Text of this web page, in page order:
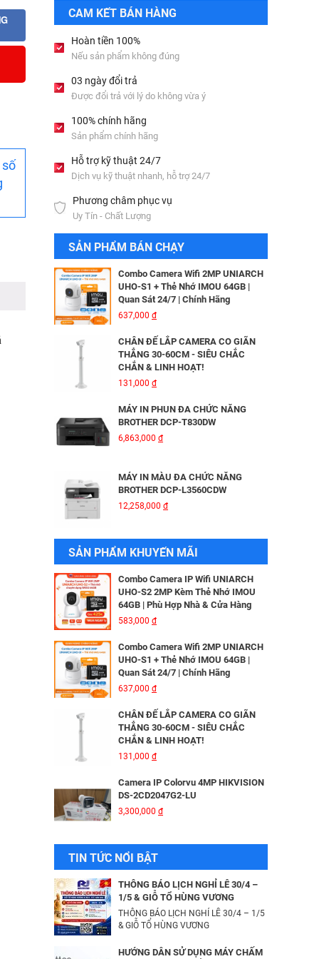
số
CAM KẾT BÁN HÀNG
Hoàn tiền 100%
Nếu sản phẩm không đúng
03 ngày đổi trả
Được đổi trả với lý do không vừa ý
100% chính hãng
Sản phẩm chính hãng
Hỗ trợ kỹ thuật 24/7
Dịch vụ kỹ thuật nhanh, hỗ trợ 24/7
Phương châm phục vụ
Uy Tín - Chất Lượng
SẢN PHẨM BÁN CHẠY
Bộ lưu điện UPS Online SANTAK
C6KS_LCD
2WT Kèm Thẻ Nhớ IMOU 64GB |
Xem Từ Xa | Dễ Lắp Đặt
Camera IP Wifi 2MP UNIARCH UHO-
Từ Xa | Dễ Lắp Đặt
624,000đ
Combo Camera IP Wifi UNIARCH
UHO-S2 2MP Kèm Thẻ Nhớ IMOU
64GB | Phù Hợp Nhà & Cửa Hàng
583,000 đ
Combo Camera Wifi 2MP UNIARCH
UHO-S1 + Thẻ Nhớ IMOU 64GB |
Quan Sát 24/7 | Chính Hãng
637,000 đ
CHÂN ĐẾ LẮP CAMERA CO GIÃN
THẲNG 30-60CM - SIÊU CHẮC
CHẮN & LINH HOẠT!
131,000 đ
MÁY IN PHUN ĐA CHỨC NĂNG
BROTHER DCP-T830DW
6,863,000 đ
MÁY IN MÀU ĐA CHỨC NĂNG
BROTHER DCP-L3560CDW
12,258,000 đ
MÁY IN BROTHER DCP - B7640DW
MÁY IN BROTHER DCP-B7620DW
5,690,000
MÁY IN KIM EPSON LQ310 - 01 Y
6,335,000
Bộ Lưu Điện Santak C10KS‑LCD
53,678,000
Bộ lưu điện UPS Online SANTAK
33,501,000đ
Camera IP Wifi 2MP UNIARCH T1L-
2WT Kèm Thẻ Nhớ IMOU 64GB |
Xem Từ Xa | Dễ Lắp Đặt
425,000 đ
Camera IP Wifi 2MP UNIARCH UHO-
SẢN PHẨM KHUYẾN MÃI
Camera IP Dome 4.0 Megapixel
HIKVISION DS-2CD2346G2-ISU/SL​
3,256,000
Camera IP HIKVISION DS-
3,344,000đ
Camera IP Turret 4MP Hikvision DS-
2CD2343G2-LI2U
2,326,000
Camera IP AcuSense thân trụ 2MP
HIKVISION DS-2CD2026G2-IU/SL
3,816,000đ
BỘ MỞ RỘNG CÁP QUANG HDMI
KVM MT-VIKI MT-HK020
5,600,000đ
Camera IP Wifi 2MP UNIARCH T1L-
425,000đ
Camera IP Wifi 2MP UNIARCH UHO-
Từ Xa | Dễ Lắp Đặt
624,000đ
Combo Camera IP Wifi UNIARCH
UHO-S2 2MP Kèm Thẻ Nhớ IMOU
64GB | Phù Hợp Nhà & Cửa Hàng
583,000 đ
Combo Camera Wifi 2MP UNIARCH
UHO-S1 + Thẻ Nhớ IMOU 64GB |
Quan Sát 24/7 | Chính Hãng
637,000 đ
CHÂN ĐẾ LẮP CAMERA CO GIÃN
THẲNG 30-60CM - SIÊU CHẮC
CHẮN & LINH HOẠT!
131,000 đ
Camera IP Colorvu 4MP HIKVISION
DS-2CD2047G2-LU
3,300,000 đ
Camera IP 4MP HIKVISION DS-
2CD2043G2-IU
2,376,000 đ
Camera IP Dome 4.0 Megapixel
HIKVISION DS-2CD2346G2-ISU/SL​
3,256,000 đ
TIN TỨC NỔI BẬT
THÔNG BÁO LỊCH NGHỈ LỄ 30/4 –
1/5 & GIỖ TỔ HÙNG VƯƠNG
THÔNG BÁO LỊCH NGHỈ LỄ 30/4 – 1/5
& GIỖ TỔ HÙNG VƯƠNG
HƯỚNG DẪN SỬ DỤNG MÁY CHẤM